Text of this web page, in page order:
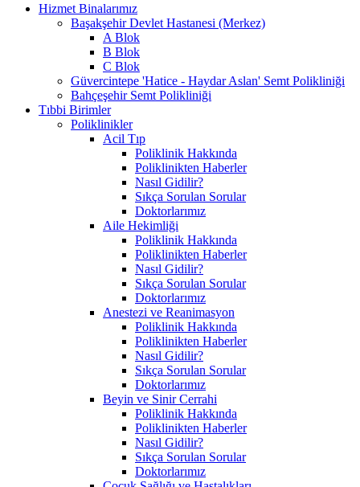
Hizmet Binalarımız
Başakşehir Devlet Hastanesi (Merkez)
A Blok
B Blok
C Blok
Güvercintepe 'Hatice - Haydar Aslan' Semt Polikliniği
Bahçeşehir Semt Polikliniği
Tıbbi Birimler
Poliklinikler
Acil Tıp
Poliklinik Hakkında
Poliklinikten Haberler
Nasıl Gidilir?
Sıkça Sorulan Sorular
Doktorlarımız
Aile Hekimliği
Poliklinik Hakkında
Poliklinikten Haberler
Nasıl Gidilir?
Sıkça Sorulan Sorular
Doktorlarımız
Anestezi ve Reanimasyon
Poliklinik Hakkında
Poliklinikten Haberler
Nasıl Gidilir?
Sıkça Sorulan Sorular
Doktorlarımız
Beyin ve Sinir Cerrahi
Poliklinik Hakkında
Poliklinikten Haberler
Nasıl Gidilir?
Sıkça Sorulan Sorular
Doktorlarımız